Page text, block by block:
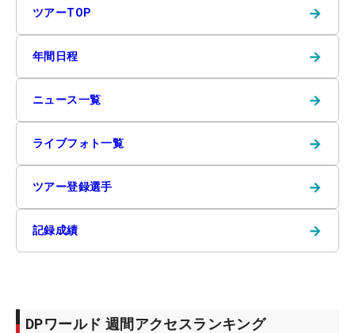
ツアーTOP →
年間日程 →
ニュース一覧 →
ライブフォト一覧 →
ツアー登録選手 →
記録成績 →
DPワールド 週間アクセスランキング